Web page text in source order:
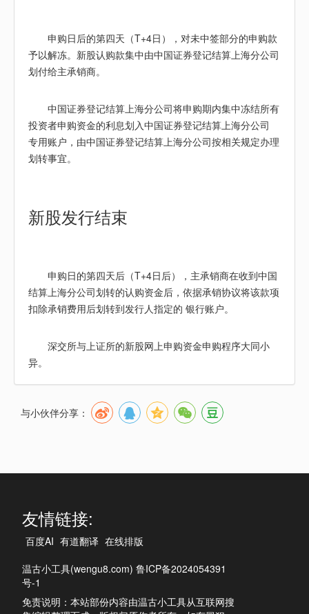
申购日后的第四天（T+4日），对未中签部分的申购款
予以解冻。新股认购款集中由中国证券登记结算上海分公司
划付给主承销商。
中国证券登记结算上海分公司将申购期内集中冻结所有
投资者申购资金的利息划入中国证券登记结算上海分公司
专用账户，由中国证券登记结算上海分公司按相关规定办理
划转事宜。
新股发行结束
申购日的第四天后（T+4日后），主承销商在收到中国
结算上海分公司划转的认购资金后，依据承销协议将该款项
扣除承销费用后划转到发行人指定的 银行账户。
深交所与上证所的新股网上申购资金申购程序大同小
异。
与小伙伴分享：
友情链接:
百度AI 有道翻译 在线排版
温古小工具(wengu8.com) 鲁ICP备2024054391
号-1
免责说明：本站部份内容由温古小工具从互联网搜